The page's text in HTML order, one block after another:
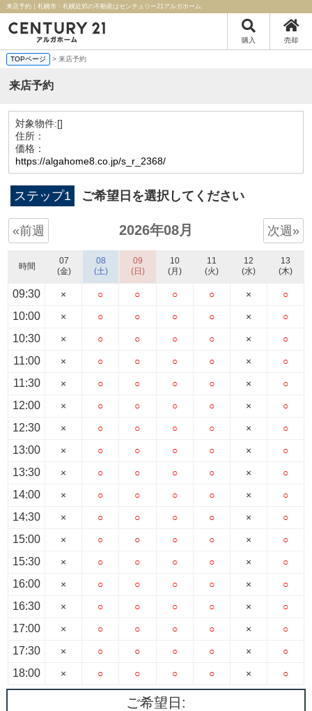
来店予約｜札幌市・札幌近郊の不動産はセンチュリー21アルガホーム
購入 売却
TOPページ > 来店予約
来店予約
対象物件:[]
住所：
価格：
https://algahome8.co.jp/s_r_2368/
ステップ1 ご希望日を選択してください
«前週 2026年08月 次週»
時間
09:30
10:00
10:30
11:00
11:30
12:00
12:30
13:00
13:30
14:00
14:30
15:00
15:30
16:00
16:30
17:00
17:30
18:00
07
(金)
×
×
×
×
×
×
×
×
×
×
×
×
×
×
×
×
×
×
08
(土)
○
○
○
○
○
○
○
○
○
○
○
○
○
○
○
○
○
○
09
(日)
○
○
○
○
○
○
○
○
○
○
○
○
○
○
○
○
○
○
10
(月)
○
○
○
○
○
○
○
○
○
○
○
○
○
○
○
○
○
○
11
(火)
○
○
○
○
○
○
○
○
○
○
○
○
○
○
○
○
○
○
12
(水)
×
×
×
×
×
×
×
×
×
×
×
×
×
×
×
×
×
×
13
(木)
○
○
○
○
○
○
○
○
○
○
○
○
○
○
○
○
○
○
ご希望日: